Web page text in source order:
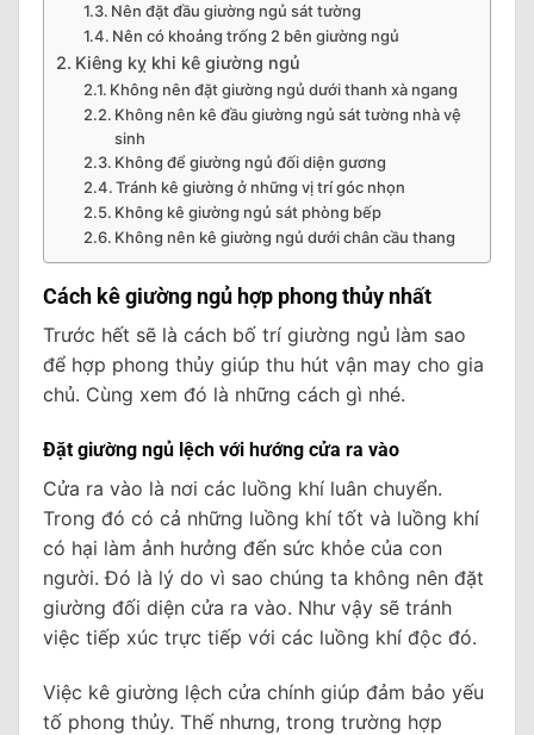
Nên đặt đầu giường ngủ sát tường
Nên có khoảng trống 2 bên giường ngủ
Kiêng kỵ khi kê giường ngủ
Không nên đặt giường ngủ dưới thanh xà ngang
Không nên kê đầu giường ngủ sát tường nhà vệ
sinh
Không để giường ngủ đối diện gương
Tránh kê giường ở những vị trí góc nhọn
Không kê giường ngủ sát phòng bếp
Không nên kê giường ngủ dưới chân cầu thang
Cách kê giường ngủ hợp phong thủy nhất
Trước hết sẽ là cách bố trí giường ngủ làm sao
để hợp phong thủy giúp thu hút vận may cho gia
chủ. Cùng xem đó là những cách gì nhé.
Đặt giường ngủ lệch với hướng cửa ra vào
Cửa ra vào là nơi các luồng khí luân chuyển.
Trong đó có cả những luồng khí tốt và luồng khí
có hại làm ảnh hưởng đến sức khỏe của con
người. Đó là lý do vì sao chúng ta không nên đặt
giường đối diện cửa ra vào. Như vậy sẽ tránh
việc tiếp xúc trực tiếp với các luồng khí độc đó.
Việc kê giường lệch cửa chính giúp đảm bảo yếu
tố phong thủy. Thế nhưng, trong trường hợp